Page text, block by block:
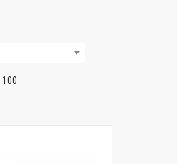
100